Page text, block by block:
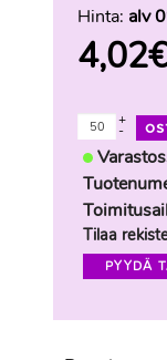
Hinta: alv
4,02
-
+
Tilaa
PYYDÄ